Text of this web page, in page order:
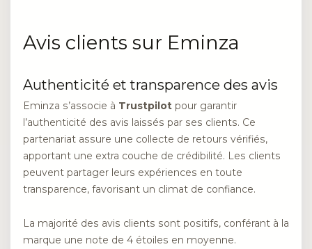
Avis clients sur Eminza
Authenticité et transparence des avis
Eminza s’associe à Trustpilot pour garantir
l’authenticité des avis laissés par ses clients. Ce
partenariat assure une collecte de retours vérifiés,
apportant une extra couche de crédibilité. Les clients
peuvent partager leurs expériences en toute
transparence, favorisant un climat de confiance.
La majorité des avis clients sont positifs, conférant à la
marque une note de 4 étoiles en moyenne.